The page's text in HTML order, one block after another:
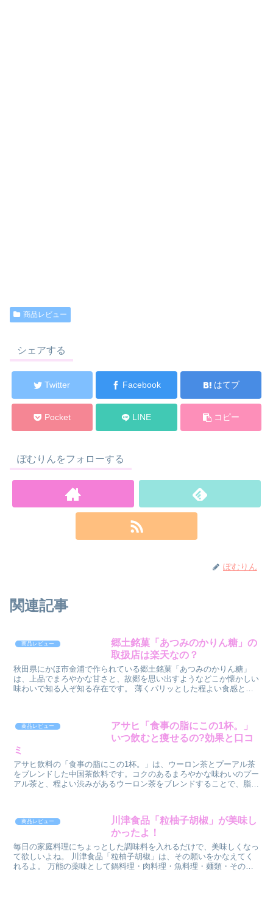
商品レビュー
シェアする
Twitter Facebook はてブ
Pocket LINE コピー
ぽむりんをフォローする
ぽむりん
関連記事
商品レビュー
郷土銘菓「あつみのかりん糖」の
取扱店は楽天なの？
秋田県にかほ市金浦で作られている郷土銘菓「あつみのかりん糖」
は、上品でまろやかな甘さと、故郷を思い出すようなどこか懐かしい
味わいで知る人ぞ知る存在です。 薄くパリッとした程よい食感と、
商品レビュー
アサヒ「食事の脂にこの1杯。」
いつ飲むと痩せるの?効果と口コ
ミ
アサヒ飲料の「食事の脂にこの1杯。」は、ウーロン茶とプーアル茶
をブレンドした中国茶飲料です。コクのあるまろやかな味わいのプー
アル茶と、程よい渋みがあるウーロン茶をブレンドすることで、脂っ
商品レビュー
川津食品「粒柚子胡椒」が美味し
かったよ！
毎日の家庭料理にちょっとした調味料を入れるだけで、美味しくなっ
て欲しいよね。 川津食品「粒柚子胡椒」は、その願いをかなえてく
れるよ。 万能の薬味として鍋料理・肉料理・魚料理・麺類・その他